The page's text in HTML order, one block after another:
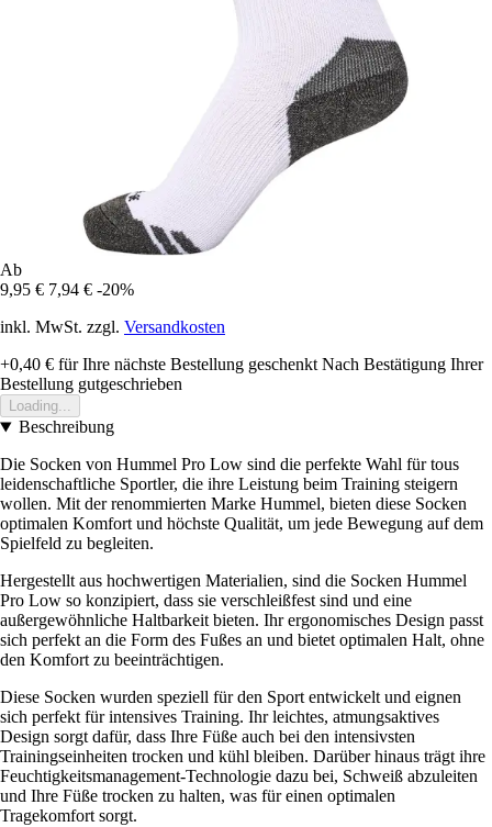
Ab
9,95 € 7,94 € -20%
inkl. MwSt. zzgl. Versandkosten
+0,40 € für Ihre nächste Bestellung geschenkt Nach Bestätigung Ihrer
Bestellung gutgeschrieben
Loading...
Beschreibung
Die Socken von Hummel Pro Low sind die perfekte Wahl für tous
leidenschaftliche Sportler, die ihre Leistung beim Training steigern
wollen. Mit der renommierten Marke Hummel, bieten diese Socken
optimalen Komfort und höchste Qualität, um jede Bewegung auf dem
Spielfeld zu begleiten.
Hergestellt aus hochwertigen Materialien, sind die Socken Hummel
Pro Low so konzipiert, dass sie verschleißfest sind und eine
außergewöhnliche Haltbarkeit bieten. Ihr ergonomisches Design passt
sich perfekt an die Form des Fußes an und bietet optimalen Halt, ohne
den Komfort zu beeinträchtigen.
Diese Socken wurden speziell für den Sport entwickelt und eignen
sich perfekt für intensives Training. Ihr leichtes, atmungsaktives
Design sorgt dafür, dass Ihre Füße auch bei den intensivsten
Trainingseinheiten trocken und kühl bleiben. Darüber hinaus trägt ihre
Feuchtigkeitsmanagement-Technologie dazu bei, Schweiß abzuleiten
und Ihre Füße trocken zu halten, was für einen optimalen
Tragekomfort sorgt.